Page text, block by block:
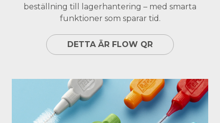
beställning till lagerhantering – med smarta
funktioner som sparar tid.
DETTA ÄR FLOW QR